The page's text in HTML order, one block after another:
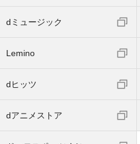
dミュージック
Lemino
dヒッツ
dアニメストア